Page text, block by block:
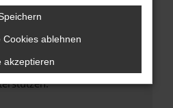
Webseitenbetreiber.
genannten Schritte versucht
bitte. Wir werden
um uns bei der
Cookies ablehnen
akzeptieren